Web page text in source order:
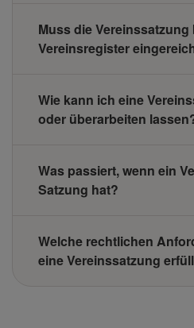
Muss die Vereinssatzung
Vereinsregister
Wie kann ich eine
oder überarbeiten
Was passiert, wenn ein
Satzung hat?
Welche rechtlichen
eine Vereinssatzung